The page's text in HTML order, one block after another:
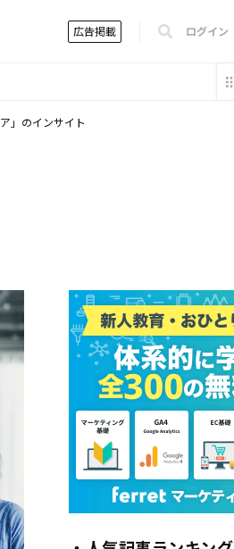
広告掲載 ログイン
」のインサイト